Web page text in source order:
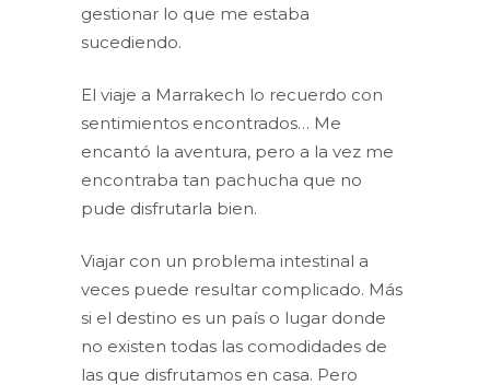
gestionar lo que me estaba
sucediendo.
El viaje a Marrakech lo recuerdo con
sentimientos encontrados… Me
encantó la aventura, pero a la vez me
encontraba tan pachucha que no
pude disfrutarla bien.
Viajar con un problema intestinal a
veces puede resultar complicado. Más
si el destino es un país o lugar donde
no existen todas las comodidades de
las que disfrutamos en casa. Pero